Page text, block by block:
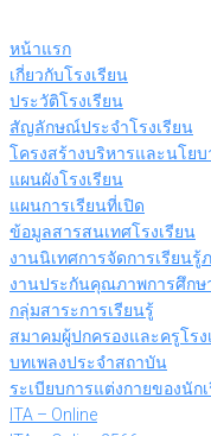
to
content
หน้าแรก
เกี่ยวกับโรงเรียน
ประวัติโรงเรียน
สัญลักษณ์ประจำโรงเรียน
โครงสร้างบริหารและนโยบ
แผนผังโรงเรียน
แผนการเรียนที่เปิด
ข้อมูลสารสนเทศโรงเรียน
งานนิเทศการจัดการเรียนรู้
งานประกันคุณภาพการศึกษ
กลุ่มสาระการเรียนรู้
สมาคมผู้ปกครองและครูโรง
บทเพลงประจำสถาบัน
ระเบียบการแต่งกายของนัก
ITA – Online